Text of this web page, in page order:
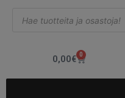
0,00€ 0